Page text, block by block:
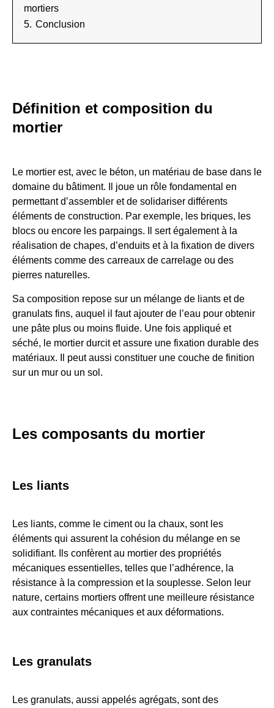
mortiers
5. Conclusion
Définition et composition du
mortier
Le mortier est, avec le béton, un matériau de base dans le
domaine du bâtiment. Il joue un rôle fondamental en
permettant d’assembler et de solidariser différents
éléments de construction. Par exemple, les briques, les
blocs ou encore les parpaings. Il sert également à la
réalisation de chapes, d’enduits et à la fixation de divers
éléments comme des carreaux de carrelage ou des
pierres naturelles.
Sa composition repose sur un mélange de liants et de
granulats fins, auquel il faut ajouter de l’eau pour obtenir
une pâte plus ou moins fluide. Une fois appliqué et
séché, le mortier durcit et assure une fixation durable des
matériaux. Il peut aussi constituer une couche de finition
sur un mur ou un sol.
Les composants du mortier
Les liants
Les liants, comme le ciment ou la chaux, sont les
éléments qui assurent la cohésion du mélange en se
solidifiant. Ils confèrent au mortier des propriétés
mécaniques essentielles, telles que l’adhérence, la
résistance à la compression et la souplesse. Selon leur
nature, certains mortiers offrent une meilleure résistance
aux contraintes mécaniques et aux déformations.
Les granulats
Les granulats, aussi appelés agrégats, sont des